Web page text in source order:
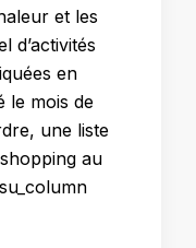
et les
d’activités
en
le mois de
une liste
au